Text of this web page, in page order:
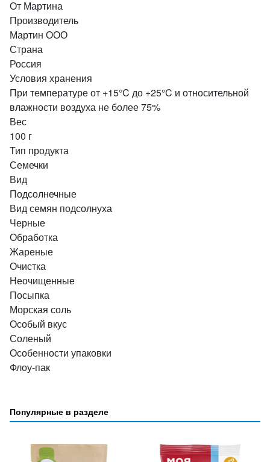
От Мартина
Производитель
Мартин ООО
Страна
Россия
Условия хранения
При температуре от +15°C до +25°C и относительной
влажности воздуха не более 75%
Вес
100 г
Тип продукта
Семечки
Вид
Подсолнечные
Вид семян подсолнуха
Черные
Обработка
Жареные
Очистка
Неочищенные
Посыпка
Морская соль
Особый вкус
Соленый
Особенности упаковки
Флоу-пак
Популярные в разделе